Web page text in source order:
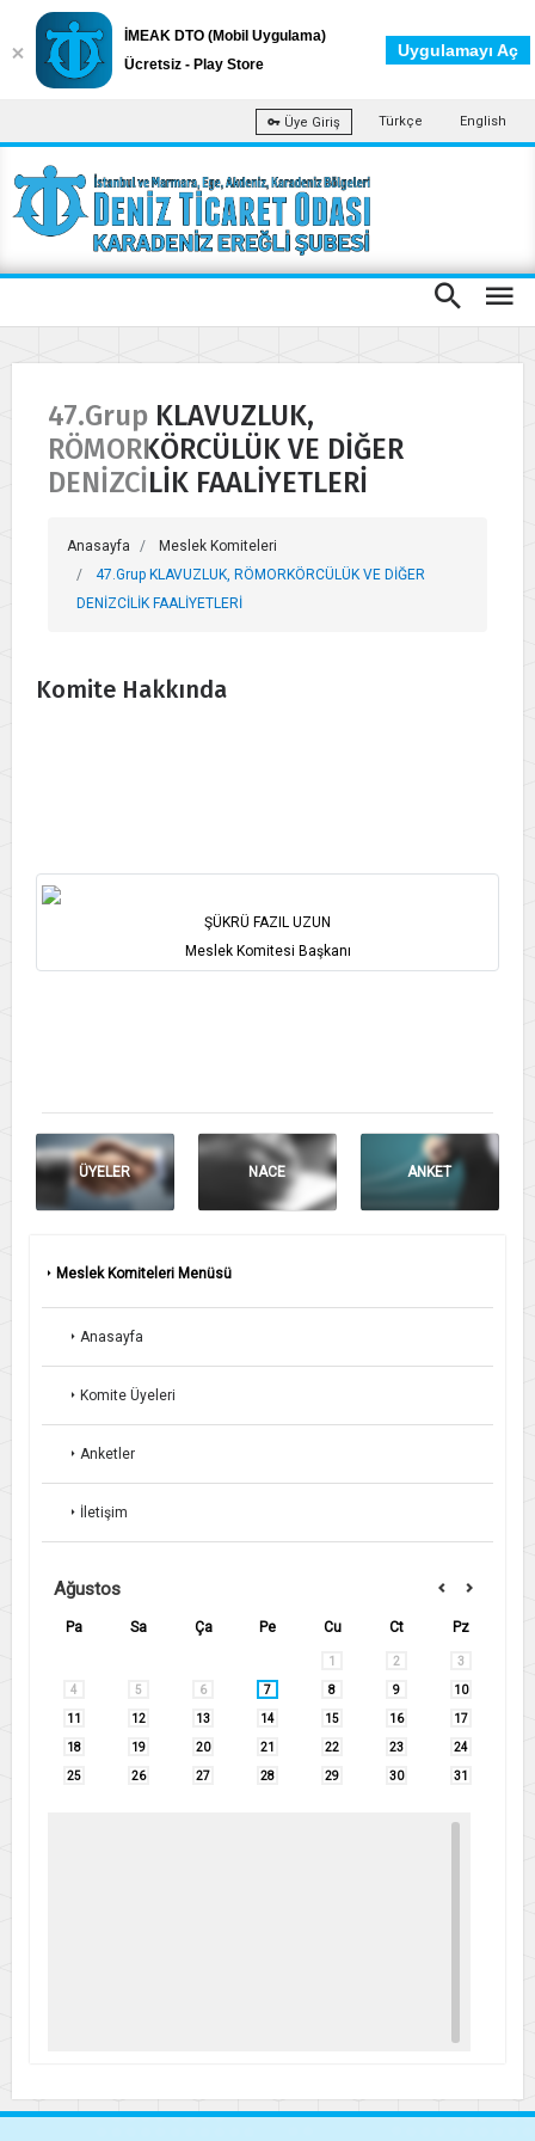
Üye Giriş Türkçe English
47.Grup KLAVUZLUK,
RÖMORKÖRCÜLÜK VE DİĞER
DENİZCİLİK FAALİYETLERİ
Anasayfa
Meslek Komiteleri
47.Grup KLAVUZLUK, RÖMORKÖRCÜLÜK VE DİĞER
DENİZCİLİK FAALİYETLERİ
Komite Hakkında
ŞÜKRÜ FAZIL UZUN
Meslek Komitesi Başkanı
ÜYELER NACE ANKET
Meslek Komiteleri Menüsü
Anasayfa
Komite Üyeleri
Anketler
İletişim
Ağustos
Pa Sa Ça Pe Cu Ct Pz
1 2 3
4 5 6 7 8 9 10
11 12 13 14 15 16 17
18 19 20 21 22 23 24
25 26 27 28 29 30 31
İMEAK DTO (Mobil Uygulama)
Ücretsiz - Play Store
Uygulamayı Aç